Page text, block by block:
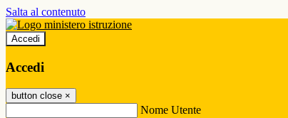
Salta al contenuto
Accedi
Accedi
button close ×
Nome Utente